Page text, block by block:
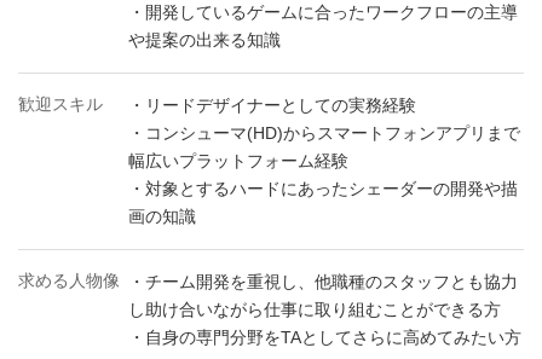
・開発しているゲームに合ったワークフローの主導
や提案の出来る知識
歓迎スキル
・リードデザイナーとしての実務経験
・コンシューマ(HD)からスマートフォンアプリまで
幅広いプラットフォーム経験
・対象とするハードにあったシェーダーの開発や描
画の知識
求める人物像
・チーム開発を重視し、他職種のスタッフとも協力
し助け合いながら仕事に取り組むことができる方
・自身の専門分野をTAとしてさらに高めてみたい方